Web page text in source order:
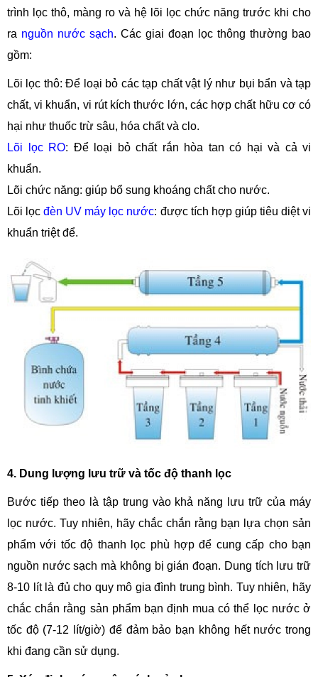
trình lọc thô, màng ro và hệ lõi lọc chức năng trước khi cho
ra nguồn nước sạch. Các giai đoạn lọc thông thường bao
gồm:
Lõi lọc thô: Để loại bỏ các tạp chất vật lý như bụi bẩn và tạp
chất, vi khuẩn, vi rút kích thước lớn, các hợp chất hữu cơ có
hại như thuốc trừ sâu, hóa chất và clo.
Lõi lọc RO: Để loại bỏ chất rắn hòa tan có hại và cả vi
khuẩn.
Lõi chức năng: giúp bổ sung khoáng chất cho nước.
Lõi lọcđèn UV máy lọc nước: được tích hợp giúp tiêu diệt vi
khuẩn triệt để.
4. Dung lượng lưu trữ và tốc độ thanh lọc
Bước tiếp theo là tập trung vào khả năng lưu trữ của máy
lọc nước. Tuy nhiên, hãy chắc chắn rằng bạn lựa chọn sản
phẩm với tốc độ thanh lọc phù hợp để cung cấp cho bạn
nguồn nước sạch mà không bị gián đoạn. Dung tích lưu trữ
8-10 lít là đủ cho quy mô gia đình trung bình. Tuy nhiên, hãy
chắc chắn rằng sản phẩm bạn định mua có thể lọc nước ở
tốc độ (7-12 lít/giờ) để đảm bảo bạn không hết nước trong
khi đang cần sử dụng.